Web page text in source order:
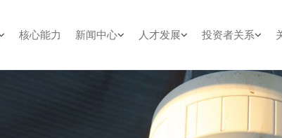
核心能力 新闻中心 人才发展 投资者关系